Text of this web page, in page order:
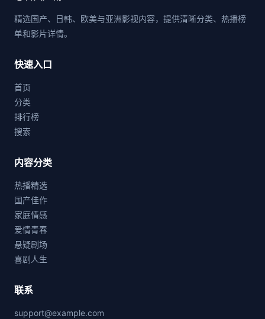
精选国产、日韩、欧美与亚洲影视内容，提供清晰分类、热播榜
单和影片详情。
快速入口
首页
分类
排行榜
搜索
内容分类
热播精选
国产佳作
家庭情感
爱情青春
悬疑剧场
喜剧人生
联系
support@example.com